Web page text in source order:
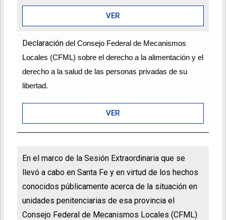
VER
Declaracióndel Consejo Federal de Mecanismos
Locales (CFML) sobre el derecho a la alimentación y el
derecho a la salud de las personas privadas de su
libertad.
VER
En el marco de la Sesión Extraordinaria que se
llevó a cabo en Santa Fe y en virtud de los hechos
conocidos públicamente acerca de la situación en
unidades penitenciarias de esa provincia el
Consejo Federal de Mecanismos Locales (CFML)